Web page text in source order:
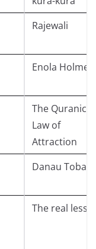
Rajewali
Enola Holmes
The Quranic
Law of
Attraction
Danau Toba
The real